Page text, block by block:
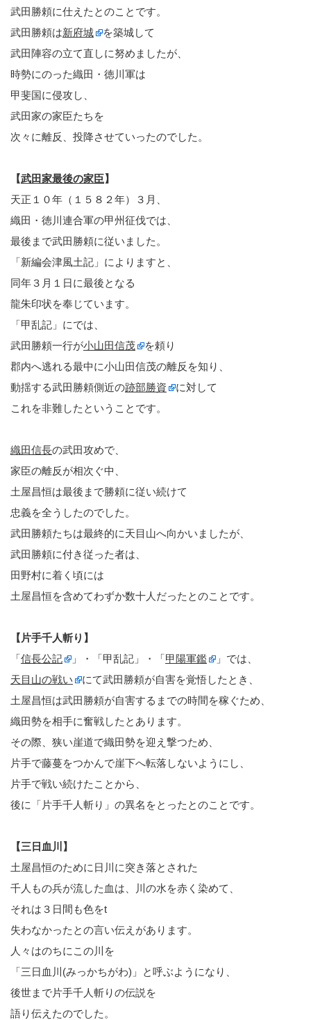
武田勝頼に仕えたとのことです。
武田勝頼は新府城
を築城して
武田陣容の立て直しに努めましたが、
時勢にのった織田・徳川軍は
甲斐国に侵攻し、
武田家の家臣たちを
次々に離反、投降させていったのでした。
【武田家最後の家臣】
天正１０年（１５８２年）３月、
織田・徳川連合軍の甲州征伐では、
最後まで武田勝頼に従いました。
「新編会津風土記」によりますと、
同年３月１日に最後となる
龍朱印状を奉じています。
「甲乱記」にでは、
武田勝頼一行が小山田信茂
を頼り
郡内へ逃れる最中に小山田信茂の離反を知り、
動揺する武田勝頼側近の跡部勝資
に対して
これを非難したということです。
織田信長の武田攻めで、
家臣の離反が相次ぐ中、
土屋昌恒は最後まで勝頼に従い続けて
忠義を全うしたのでした。
武田勝頼たちは最終的に天目山へ向かいましたが、
武田勝頼に付き従った者は、
田野村に着く頃には
土屋昌恒を含めてわずか数十人だったとのことです。
【片手千人斬り】
「信長公記 」・「甲乱記」・「甲陽軍鑑
」では、
天目山の戦い
にて武田勝頼が自害を覚悟したとき、
土屋昌恒は武田勝頼が自害するまでの時間を稼ぐため、
織田勢を相手に奮戦したとあります。
その際、狭い崖道で織田勢を迎え撃つため、
片手で藤蔓をつかんで崖下へ転落しないようにし、
片手で戦い続けたことから、
後に「片手千人斬り」の異名をとったとのことです。
【三日血川】
土屋昌恒のために日川に突き落とされた
千人もの兵が流した血は、川の水を赤く染めて、
それは３日間も色をt
失わなかったとの言い伝えがあります。
人々はのちにこの川を
「三日血川(みっかちがわ)」と呼ぶようになり、
後世まで片手千人斬りの伝説を
語り伝えたのでした。